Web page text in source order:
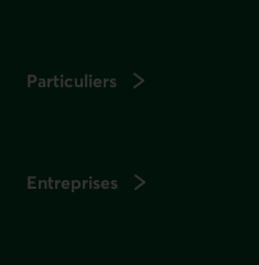
Particuliers
Entreprises